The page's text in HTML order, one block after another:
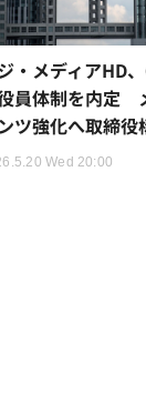
・メディアHD
員体制を内定
ツ強化へ取締役
Wed 20:00